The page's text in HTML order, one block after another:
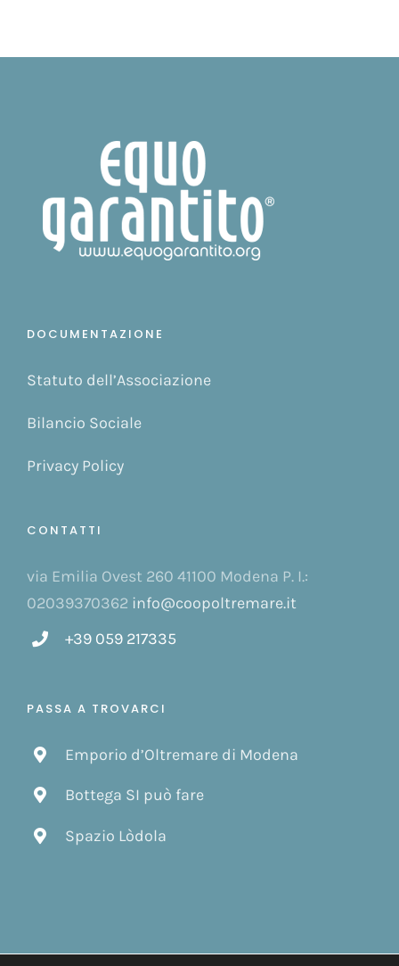
DOCUMENTAZIONE
Statuto dell’Associazione
Bilancio Sociale
Privacy Policy
CONTATTI
via Emilia Ovest 260 41100 Modena P. I.:
02039370362 info@coopoltremare.it
+39 059 217335
PASSA A TROVARCI
Emporio d’Oltremare di Modena
Bottega SI può fare
Spazio Lòdola